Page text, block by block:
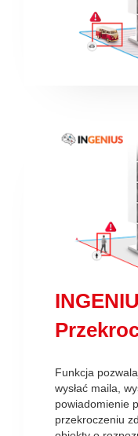
Funkcja
wysłać maila,
powiadomienie
przekroczeniu